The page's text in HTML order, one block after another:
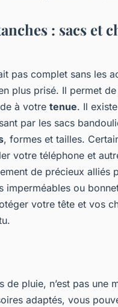
: sacs et
pas complet sans les
plus prisé. Il permet
à votre tenue. Il
par les sacs
, formes et tailles.
votre téléphone et
de précieux alliés
imperméables ou
votre tête et vos
de pluie, n’est pas une
adaptés, vous